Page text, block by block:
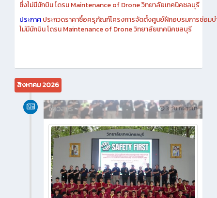
เอกสารประกวดราคาการซื้อครุภัณฑ์โครงการจัดตั้งศูนย์ฝึกอบรมการซ่
ซึ่งไม่มีนักบิน โดรน Maintenance of Drone วิทยาลัยเทคนิคชลบุรี
ประกาศประกวดราคาซื้อครุภัณฑ์โครงการจัดตั้งศูนย์ฝึกอบรมการซ่อมบ
สิงหาคม 2026
3 วัน ที่ผ่านมา
ข่าวสาร